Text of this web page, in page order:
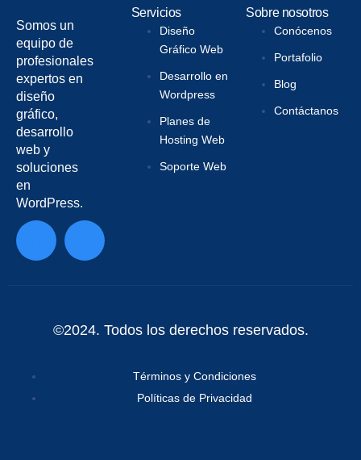
Somos un
equipo de
profesionales
expertos en
diseño
gráfico,
desarrollo
web y
soluciones
en
WordPress.
Servicios
Diseño
Gráfico Web
Desarrollo en
Wordpress
Planes de
Hosting Web
Soporte Web
Sobre nosotros
Conócenos
Portafolio
Blog
Contáctanos
©2024. Todos los derechos reservados.
Términos y Condiciones
Políticas de Privacidad